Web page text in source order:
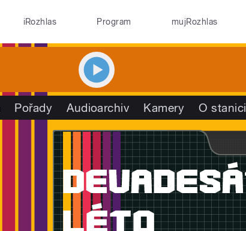
iRozhlas Program mujRozhlas
Pořady Audioarchiv Kamery O stanici